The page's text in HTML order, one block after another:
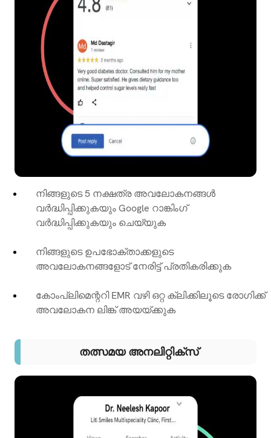
നിങ്ങളുടെ 5 നക്ഷത്ര അവലോകനങ്ങൾ
വർദ്ധിപ്പിക്കുകയും Google റാങ്കിംഗ്
വർദ്ധിപ്പിക്കുകയും ചെയ്യുക
നിങ്ങളുടെ ഉപഭോക്താക്കളുടെ
അവലോകനങ്ങളോട് നേരിട്ട് പ്രതികരിക്കുക
കോംപ്ലിമെന്ററി EMR വഴി ഒറ്റ ക്ലിക്കിലൂടെ രോഗിക്ക്
അവലോകന ലിങ്ക് അയയ്ക്കുക
തത്സമയ അനലിറ്റിക്സ്